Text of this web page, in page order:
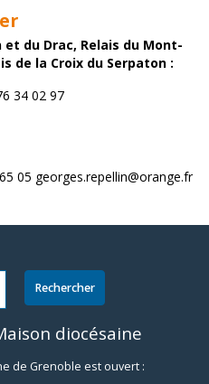
et du Drac, Relais du Mont-
de la Croix du Serpaton :
34 02 97
05 georges.repellin@orange.fr
diocésaine
de Grenoble est ouvert :